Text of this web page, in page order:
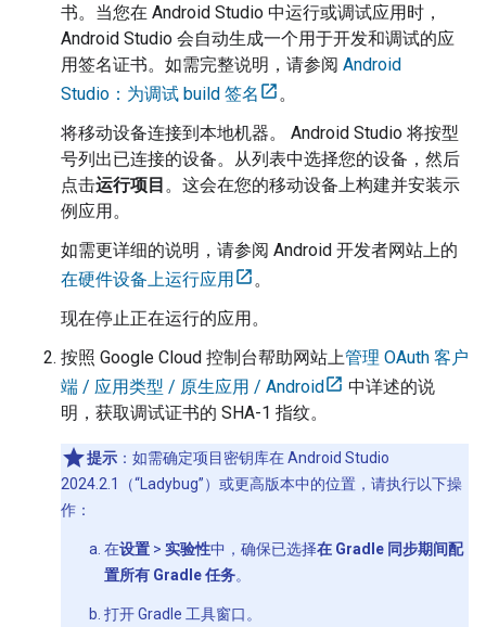
书。当您在 Android Studio 中运行或调试应用时，
Android Studio 会自动生成一个用于开发和调试的应
用签名证书。如需完整说明，请参阅 Android
Studio：为调试 build 签名
。
将移动设备连接到本地机器。 Android Studio 将按型
号列出已连接的设备。从列表中选择您的设备，然后
点击运行项目 。这会在您的移动设备上构建并安装示
例应用。
如需更详细的说明，请参阅 Android 开发者网站上的
在硬件设备上运行应用
。
现在停止正在运行的应用。
按照 Google Cloud 控制台帮助网站上管理 OAuth 客户
端 / 应用类型 / 原生应用 / Android
中详述的说
明，获取调试证书的 SHA-1 指纹。
提示 ：如需确定项目密钥库在 Android Studio
2024.2.1（“Ladybug”）或更高版本中的位置，请执行以下操
作：
在设置 > 实验性中，确保已选择在 Gradle 同步期间配
置所有 Gradle 任务。
打开 Gradle 工具窗口。